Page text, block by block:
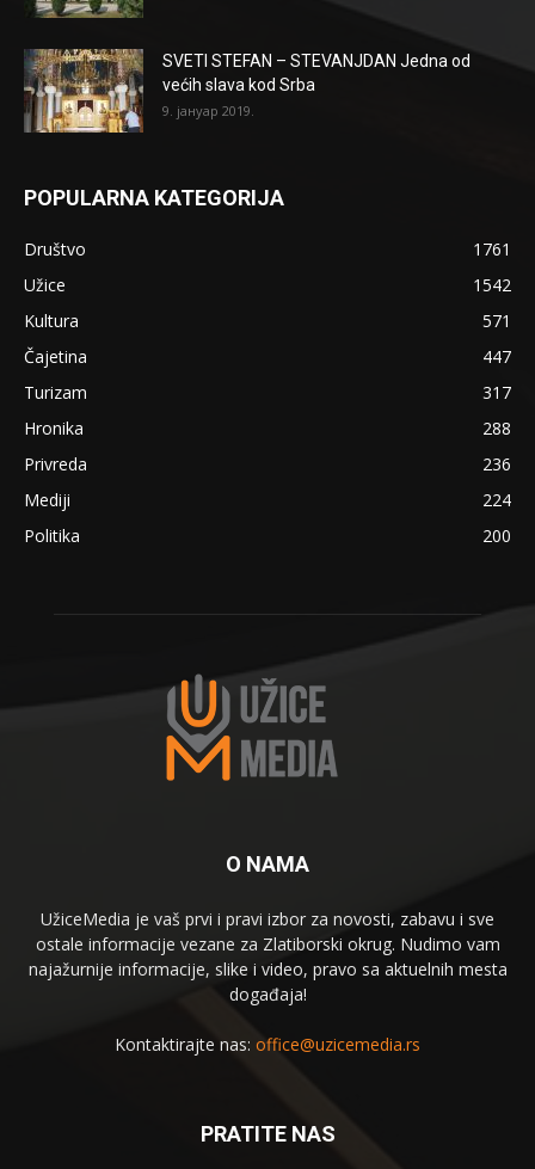
SVETI STEFAN – STEVANJDAN Jedna od
većih slava kod Srba
9. јануар 2019.
POPULARNA KATEGORIJA
Društvo
1761
Užice
1542
Kultura
571
Čajetina
447
Turizam
317
Hronika
288
Privreda
236
Mediji
224
Politika
200
O NAMA
UžiceMedia je vaš prvi i pravi izbor za novosti, zabavu i sve
ostale informacije vezane za Zlatiborski okrug. Nudimo vam
najažurnije informacije, slike i video, pravo sa aktuelnih mesta
događaja!
Kontaktirajte nas: office@uzicemedia.rs
PRATITE NAS